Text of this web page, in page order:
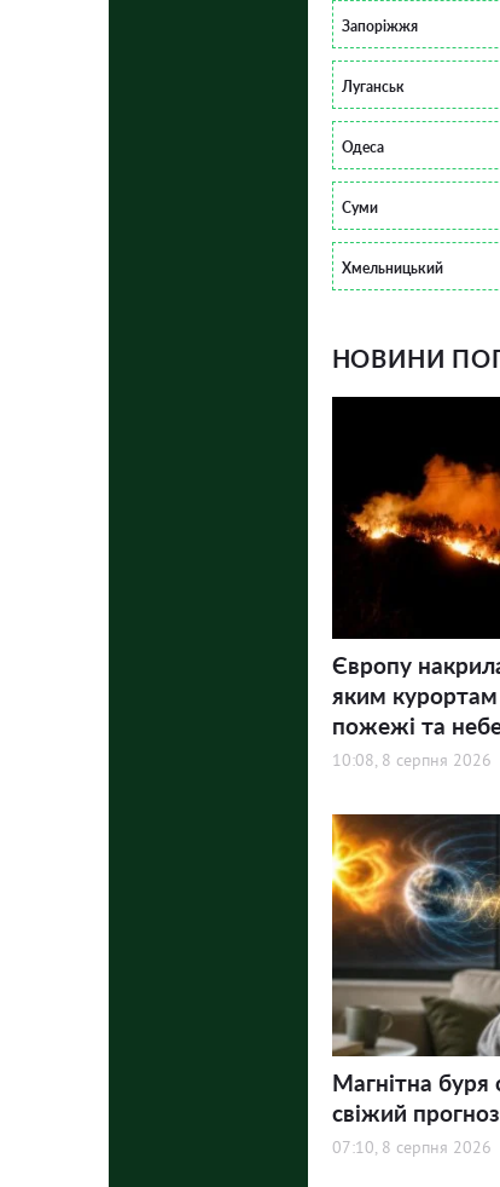
Запоріжжя
Луганськ
Одеса
Суми
Хмельницький
НОВИНИ
Європу
яким курортам
пожежі та
10:08, 8 серпня 2026
Магнітна
свіжий
07:10, 8 серпня 2026